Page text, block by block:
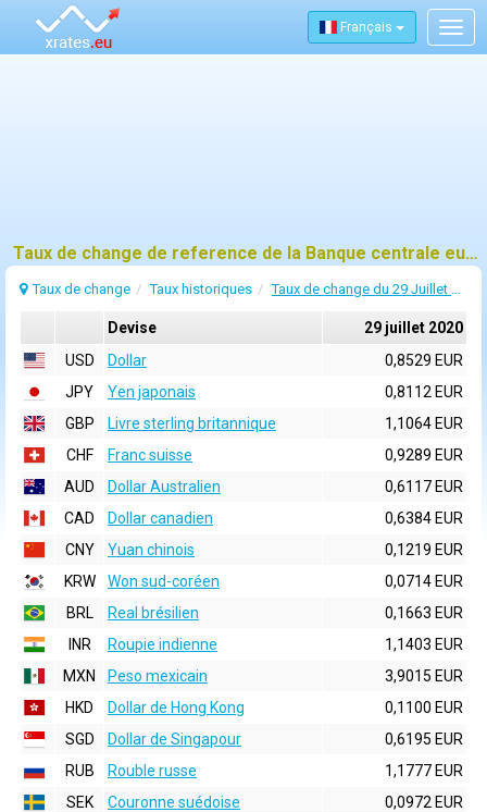
Français
Taux de change de reference de la Banque centrale europeenne (BCE) pour 29 juillet 2020
Taux de change Taux historiques Taux de change du 29 Juillet 2020
Devise
29 juillet 2020
USD
Dollar
0,8529 EUR
JPY
Yen japonais
0,8112 EUR
GBP
Livre sterling britannique
1,1064 EUR
CHF
Franc suisse
0,9289 EUR
AUD
Dollar Australien
0,6117 EUR
CAD
Dollar canadien
0,6384 EUR
CNY
Yuan chinois
0,1219 EUR
KRW
Won sud-coréen
0,0714 EUR
BRL
Real brésilien
0,1663 EUR
INR
Roupie indienne
1,1403 EUR
MXN
Peso mexicain
3,9015 EUR
HKD
Dollar de Hong Kong
0,1100 EUR
SGD
Dollar de Singapour
0,6195 EUR
RUB
Rouble russe
1,1777 EUR
SEK
Couronne suédoise
0,0972 EUR